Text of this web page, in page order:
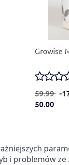
Growise
59.99 -
50.00
i problemów ze